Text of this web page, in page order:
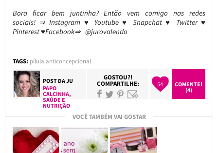
Bora ficar bem juntinha? Então vem comigo nas redes
sociais! ⇒ Instagram ♥ Youtube ♥ Snapchat ♥ Twitter ♥
Pinterest ♥Facebook⇒ @jurovalendo
TAGS: pílula anticoncepcional
POST DAJU
PAPO
CALCINHA,
SAÚDE E
NUTRIÇÃO
GOSTOU?!
COMPARTILHE: 54
COMENTE!
(4)
VOCÊ TAMBÉM VAI GOSTAR